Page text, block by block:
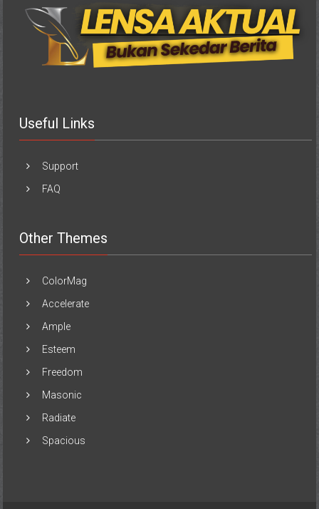
Useful Links
Support
FAQ
Other Themes
ColorMag
Accelerate
Ample
Esteem
Freedom
Masonic
Radiate
Spacious